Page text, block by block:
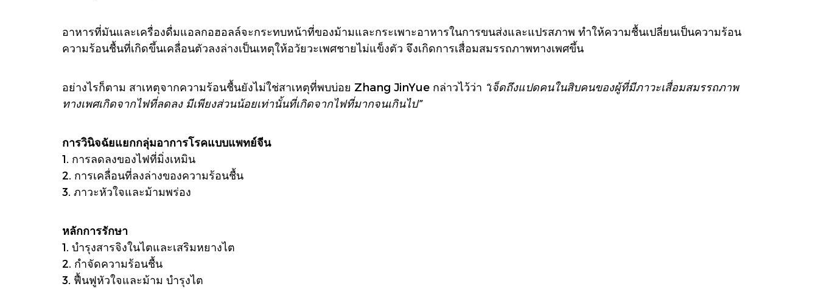
อาหารที่มันและเครื่องดื่มแอลกอฮอลล์จะกระทบหน้าที่ของม้ามและกระเพาะอาหารในการขนส่งและแปรสภาพ ทำให้ความชื้นเปลี่ยนเป็นความร้อน
ความร้อนชื้นที่เกิดขึ้นเคลื่อนตัวลงล่างเป็นเหตุให้อวัยวะเพศชายไม่แข็งตัว จึงเกิดการเสื่อมสมรรถภาพทางเพศขึ้น
อย่างไรก็ตาม สาเหตุจากความร้อนชื้นยังไม่ใช่สาเหตุที่พบบ่อย Zhang JinYue กล่าวไว้ว่า “เจ็ดถึงแปดคนในสิบคนของผู้ที่มีภาวะเสื่อมสมรรถภาพ
ทางเพศเกิดจากไฟที่ลดลง มีเพียงส่วนน้อยเท่านั้นที่เกิดจากไฟที่มากจนเกินไป”
การวินิจฉัยแยกกลุ่มอาการโรคแบบแพทย์จีน
1. การลดลงของไฟที่มิ่งเหมิน
2. การเคลื่อนที่ลงล่างของความร้อนชื้น
3. ภาวะหัวใจและม้ามพร่อง
หลักการรักษา
1. บำรุงสารจิงในไตและเสริมหยางไต
2. กำจัดความร้อนชื้น
3. ฟื้นฟูหัวใจและม้าม บำรุงไต